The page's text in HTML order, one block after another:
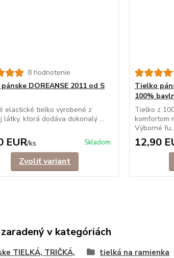
8 hodnotenie
DOREANSE 2011 od S
elastické tielko vyrobené z
látky, ktorá dodáva dokonalý ...
EUR/ks Skladom
Zvoliť variant
Tielko
100%
Tielko z
komfortom
Výborné
12,90
v kategóriách
TIELKÁ, TRIČKÁ,
tielká na ramienka